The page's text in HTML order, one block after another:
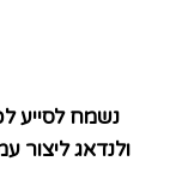
נשמח לסייע
ולנדאג ליצור עמכם